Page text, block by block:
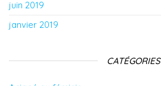
juin 2019
janvier 2019
CATÉGORIES